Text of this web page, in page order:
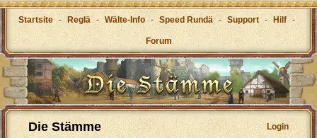
Startsite - Reglä - Wälte-Info - Speed Rundä - Support - Hilf -
Forum
Login
Die Stämme